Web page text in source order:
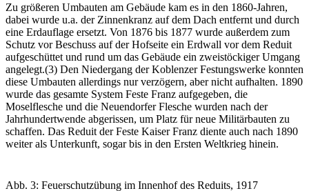
Zu größeren Umbauten am Gebäude kam es in den 1860-Jahren,
dabei wurde u.a. der Zinnenkranz auf dem Dach entfernt und durch
eine Erdauflage ersetzt. Von 1876 bis 1877 wurde außerdem zum
Schutz vor Beschuss auf der Hofseite ein Erdwall vor dem Reduit
aufgeschüttet und rund um das Gebäude ein zweistöckiger Umgang
angelegt.(3) Den Niedergang der Koblenzer Festungswerke konnten
diese Umbauten allerdings nur verzögern, aber nicht aufhalten. 1890
wurde das gesamte System Feste Franz aufgegeben, die
Moselflesche und die Neuendorfer Flesche wurden nach der
Jahrhundertwende abgerissen, um Platz für neue Militärbauten zu
schaffen. Das Reduit der Feste Kaiser Franz diente auch nach 1890
weiter als Unterkunft, sogar bis in den Ersten Weltkrieg hinein.
Abb. 3: Feuerschutzübung im Innenhof des Reduits, 1917